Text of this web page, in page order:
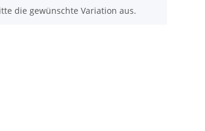
die gewünschte Variation aus.